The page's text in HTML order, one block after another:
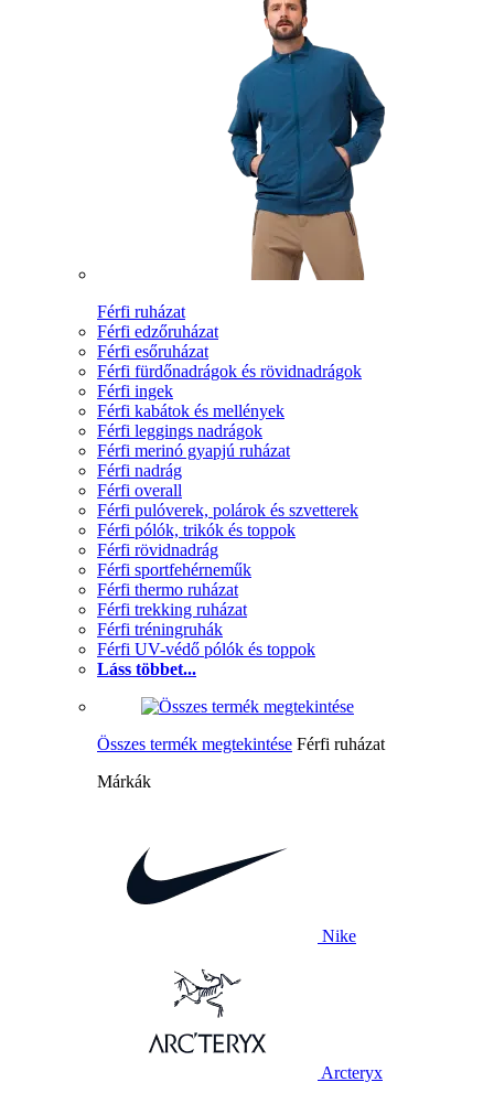
Férfi ruházat
Férfi edzőruházat
Férfi esőruházat
Férfi fürdőnadrágok és rövidnadrágok
Férfi ingek
Férfi kabátok és mellények
Férfi leggings nadrágok
Férfi merinó gyapjú ruházat
Férfi nadrág
Férfi overall
Férfi pulóverek, polárok és szvetterek
Férfi pólók, trikók és toppok
Férfi rövidnadrág
Férfi sportfehérneműk
Férfi thermo ruházat
Férfi trekking ruházat
Férfi tréningruhák
Férfi UV-védő pólók és toppok
Láss többet...
Összes termék megtekintése Férfi ruházat
Márkák
Nike
Arcteryx